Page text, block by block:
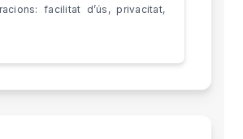
facilitat d’ús, privacitat,